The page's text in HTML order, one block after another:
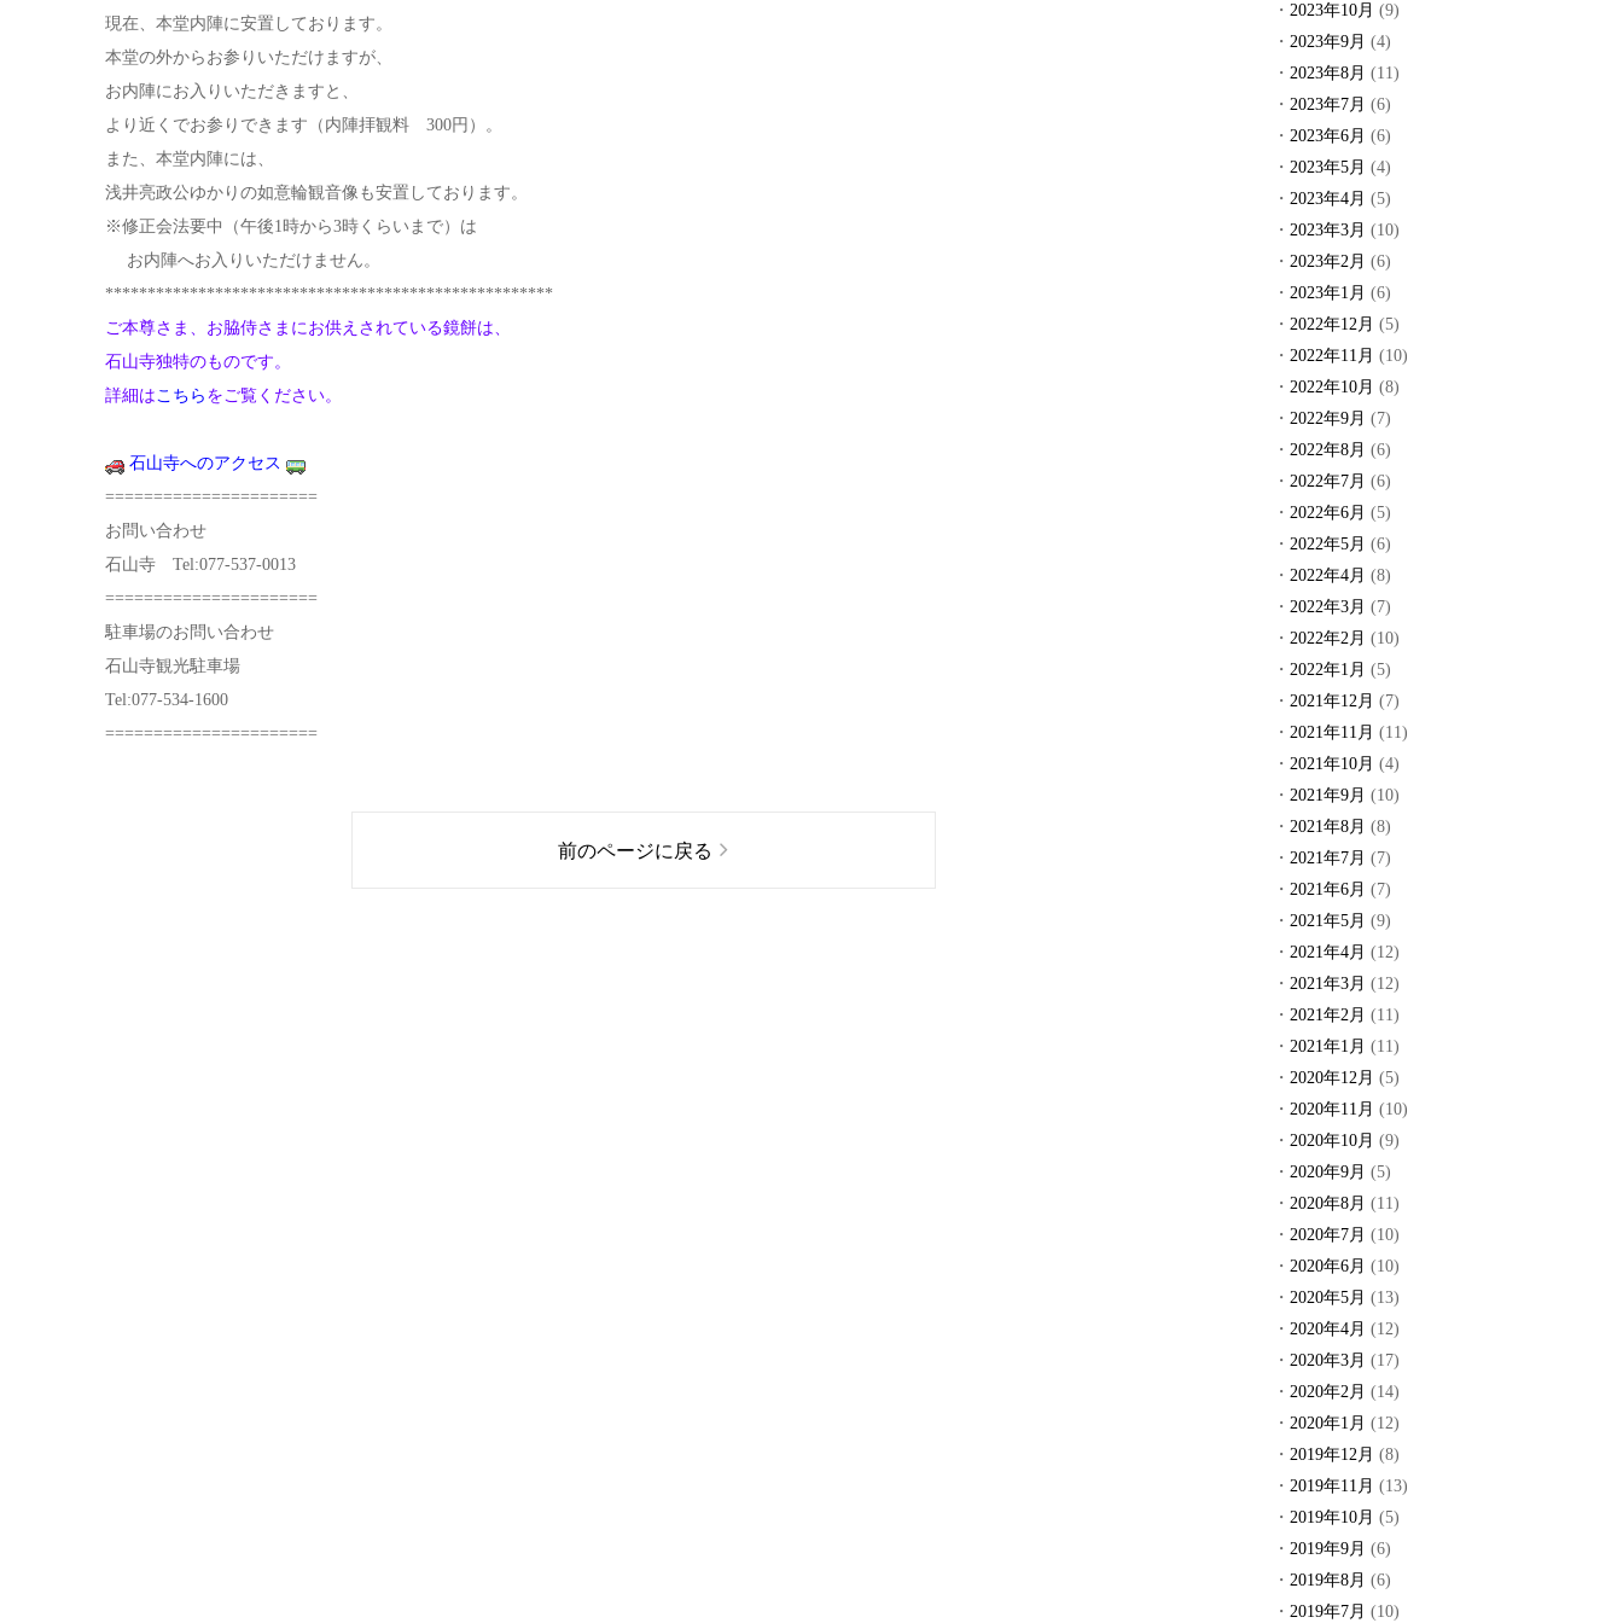
現在、本堂内陣に安置しております。
本堂の外からお参りいただけますが、
お内陣にお入りいただきますと、
より近くでお参りできます（内陣拝観料 300円）。
また、本堂内陣には、
浅井亮政公ゆかりの如意輪観音像も安置しております。
※修正会法要中（午後1時から3時くらいまで）は
お内陣へお入りいただけません。
*****************************************************
ご本尊さま、お脇侍さまにお供えされている鏡餅は、
石山寺独特のものです。
詳細はこちら をご覧ください。
石山寺へのアクセス
======================
お問い合わせ
石山寺 Tel:077-537-0013
======================
駐車場のお問い合わせ
石山寺観光駐車場
Tel:077-534-1600
======================
前のページに戻る
2023年10月 (9)
2023年9月 (4)
2023年8月 (11)
2023年7月 (6)
2023年6月 (6)
2023年5月 (4)
2023年4月 (5)
2023年3月 (10)
2023年2月 (6)
2023年1月 (6)
2022年12月 (5)
2022年11月 (10)
2022年10月 (8)
2022年9月 (7)
2022年8月 (6)
2022年7月 (6)
2022年6月 (5)
2022年5月 (6)
2022年4月 (8)
2022年3月 (7)
2022年2月 (10)
2022年1月 (5)
2021年12月 (7)
2021年11月 (11)
2021年10月 (4)
2021年9月 (10)
2021年8月 (8)
2021年7月 (7)
2021年6月 (7)
2021年5月 (9)
2021年4月 (12)
2021年3月 (12)
2021年2月 (11)
2021年1月 (11)
2020年12月 (5)
2020年11月 (10)
2020年10月 (9)
2020年9月 (5)
2020年8月 (11)
2020年7月 (10)
2020年6月 (10)
2020年5月 (13)
2020年4月 (12)
2020年3月 (17)
2020年2月 (14)
2020年1月 (12)
2019年12月 (8)
2019年11月 (13)
2019年10月 (5)
2019年9月 (6)
2019年8月 (6)
2019年7月 (10)